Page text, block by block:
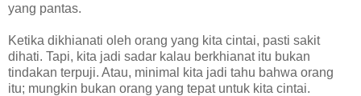
yang pantas.
Ketika dikhianati oleh orang yang kita cintai, pasti sakit
dihati. Tapi, kita jadi sadar kalau berkhianat itu bukan
tindakan terpuji. Atau, minimal kita jadi tahu bahwa orang
itu; mungkin bukan orang yang tepat untuk kita cintai.